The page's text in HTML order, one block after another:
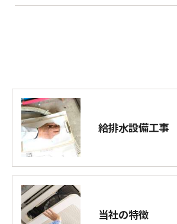
給排水設備工事
当社の特徴